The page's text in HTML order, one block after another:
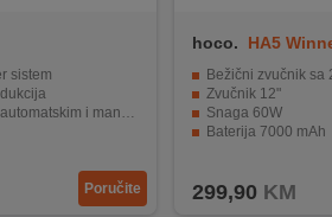
sistem
i manualnim traženjem
Poručite
hoco. HA5
Bežični zvučnik sa
Zvučnik 12"
Snaga 60W
Baterija 7000 mAh
299,90 KM